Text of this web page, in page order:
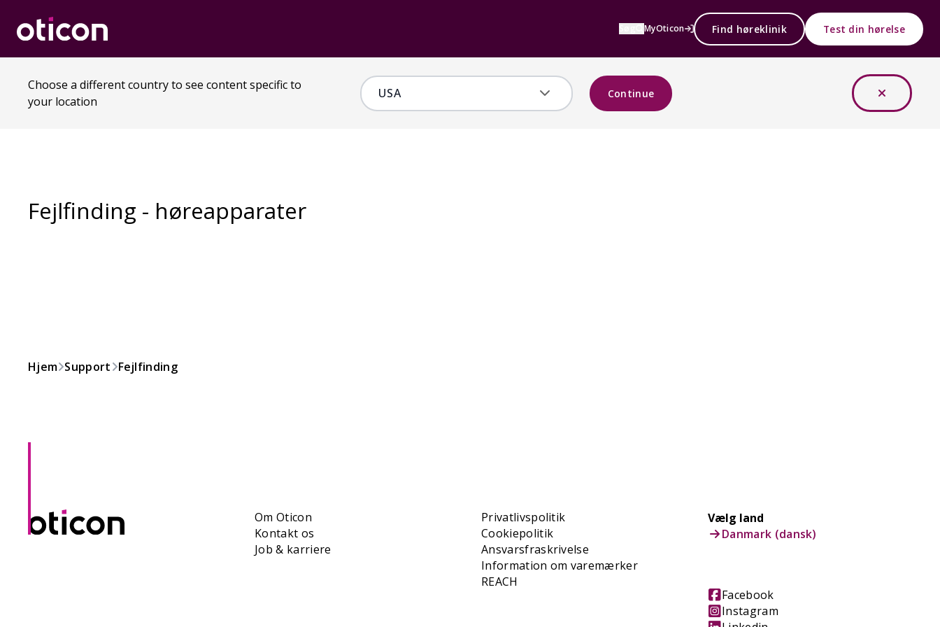
MyOticon Find høreklinik Test din hørelse
Choose a different country to see content specific to
your location
Continue
Fejlfinding - høreapparater
Hjem Support Fejlfinding
Om Oticon
Kontakt os
Job & karriere
Privatlivspolitik
Cookiepolitik
Ansvarsfraskrivelse
Information om varemærker
REACH
Vælg land
Danmark (dansk)
Facebook
Instagram